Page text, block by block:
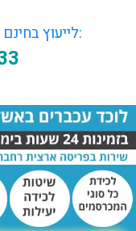
לייעוץ בחינם ופרטים נוספים חייגו לטלפון: